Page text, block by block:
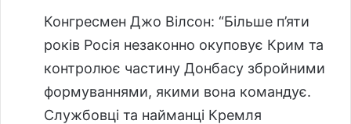
Конгресмен Джо Вілсон: “Більше п’яти
років Росія незаконно окуповує Крим та
контролює частину Донбасу збройними
формуваннями, якими вона командує.
Службовці та найманці Кремля